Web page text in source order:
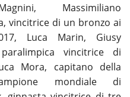
Massimiliano
vincitrice di un bronzo ai
Luca Marin, Giusy
vincitrice di
Mora, capitano della
mondiale di